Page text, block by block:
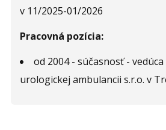
v 11/2025-01/2026
Pracovná pozícia:
od 2004 - súčasnosť -
urologickej ambulancii s.r.o. v